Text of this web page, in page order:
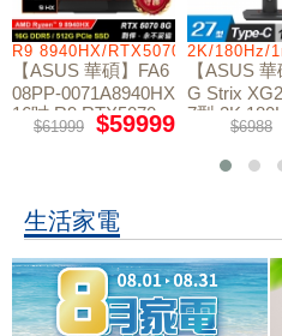
R9 8940HX/RTX5070/512GB/
【ASUS 華碩】FA6
08PP-0071A8940HX
16吋 R9 RTX5070
電競筆電
$61999 $59999
2K/180Hz/
【ASUS
G Strix
7型 2K
$6988
生活家電